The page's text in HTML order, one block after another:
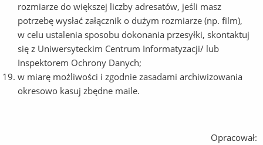
rozmiarze do większej liczby adresatów, jeśli masz
potrzebę wysłać załącznik o dużym rozmiarze (np. film),
w celu ustalenia sposobu dokonania przesyłki, skontaktuj
się z Uniwersyteckim Centrum Informatyzacji/ lub
Inspektorem Ochrony Danych;
w miarę możliwości i zgodnie zasadami archiwizowania
okresowo kasuj zbędne maile.
Opracował: